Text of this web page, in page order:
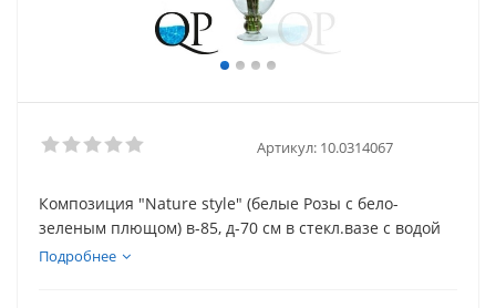
Артикул: 10.0314067
Композиция "Nature style" (белые Розы с бело-
зеленым плющом) в-85, д-70 см в стекл.вазе с водой
Подробнее